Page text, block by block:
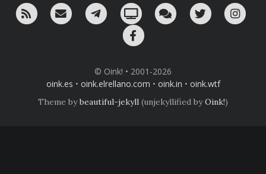
RSS ¡Mándame un email!¡Nuestro canal en Telegram!
Oink! TV Charla con nosotros
Twitter
© Oink! • 2001-2026
oink.es • oink.elrellano.com • oink.in • oink.wtf
Theme bybeautiful-jekyll (unjekyllified byOink!)